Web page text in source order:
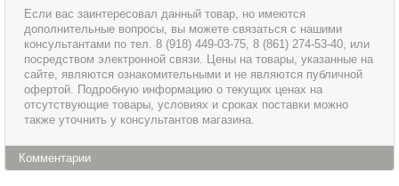
Если вас заинтересовал данный товар, но имеются
дополнительные вопросы, вы можете связаться с нашими
консультантами по тел. 8 (918) 449-03-75, 8 (861) 274-53-40, или
посредством электронной связи. Цены на товары, указанные на
сайте, являются ознакомительными и не являются публичной
офертой. Подробную информацию о текущих ценах на
отсутствующие товары, условиях и сроках поставки можно
также уточнить у консультантов магазина.
Комментарии